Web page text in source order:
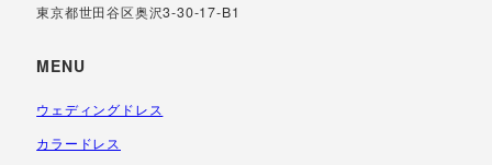
東京都世田谷区奥沢3-30-17-B1
MENU
ウェディングドレス
カラードレス